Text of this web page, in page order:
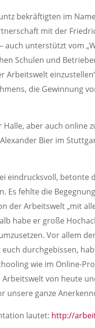
bekräftigten im
mit der
auch unterstützt vom
Schulen und
Arbeitswelt
die Gewinnung
aber auch
Bier im
eindrucksvoll, betonte
Es fehlte die
der Arbeitswelt „mit
habe er große
Vor allem
durchgebissen,
wie im Online-
von heute
ganze
lautet: http://